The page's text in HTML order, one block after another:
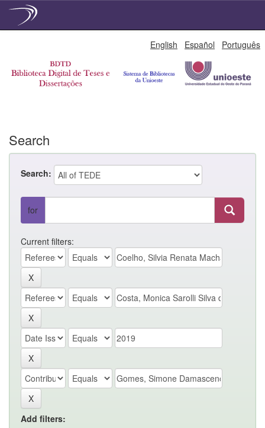
English Español Português
Search
Search:
for
Current filters:
Add filters: